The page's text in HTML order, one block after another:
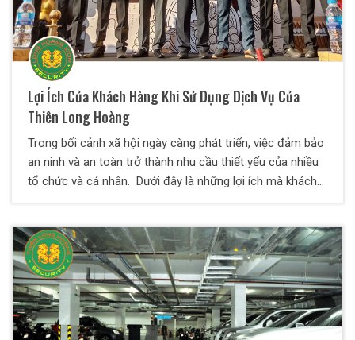
Lợi Ích Của Khách Hàng Khi Sử Dụng Dịch Vụ Của
Thiên Long Hoàng
Trong bối cảnh xã hội ngày càng phát triển, việc đảm bảo
an ninh và an toàn trở thành nhu cầu thiết yếu của nhiều
tổ chức và cá nhân. Dưới đây là những lợi ích mà khách